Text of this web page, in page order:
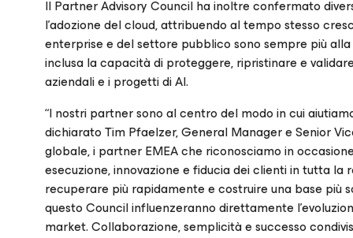
Il Partner Advisory Council ha inoltre confermato
l’adozione del cloud, attribuendo al tempo stesso
enterprise e del settore pubblico sono sempre più
inclusa la capacità di proteggere, ripristinare e
aziendali e i progetti di AI.
“I nostri partner sono al centro del modo in cui
dichiarato Tim Pfaelzer, General Manager e Senior
globale, i partner EMEA che riconosciamo in
esecuzione, innovazione e fiducia dei clienti in tutta
recuperare più rapidamente e costruire una base più
questo Council influenzeranno direttamente
market. Collaborazione, semplicità e successo